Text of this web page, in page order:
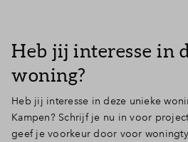
Heb jij interesse in
woning?
Heb jij interesse in deze unieke
Kampen? Schrijf je nu in voor
geef je voorkeur door voor